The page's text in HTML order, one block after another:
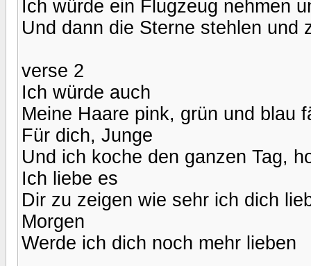
Ich würde ein Flugzeug nehmen
Und dann die Sterne stehlen und
verse 2
Ich würde auch
Meine Haare pink, grün und blau
Für dich, Junge
Und ich koche den ganzen Tag,
Ich liebe es
Dir zu zeigen wie sehr ich dich
Morgen
Werde ich dich noch mehr lieben